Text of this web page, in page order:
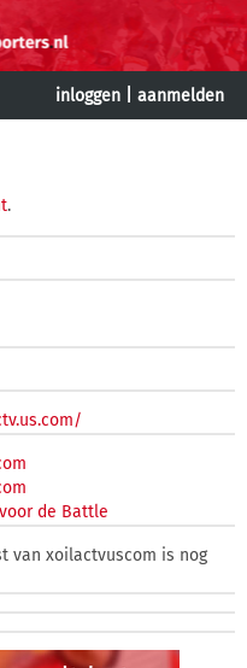
inloggen aanmelden
.
de Battle
van xoilactvuscom is nog